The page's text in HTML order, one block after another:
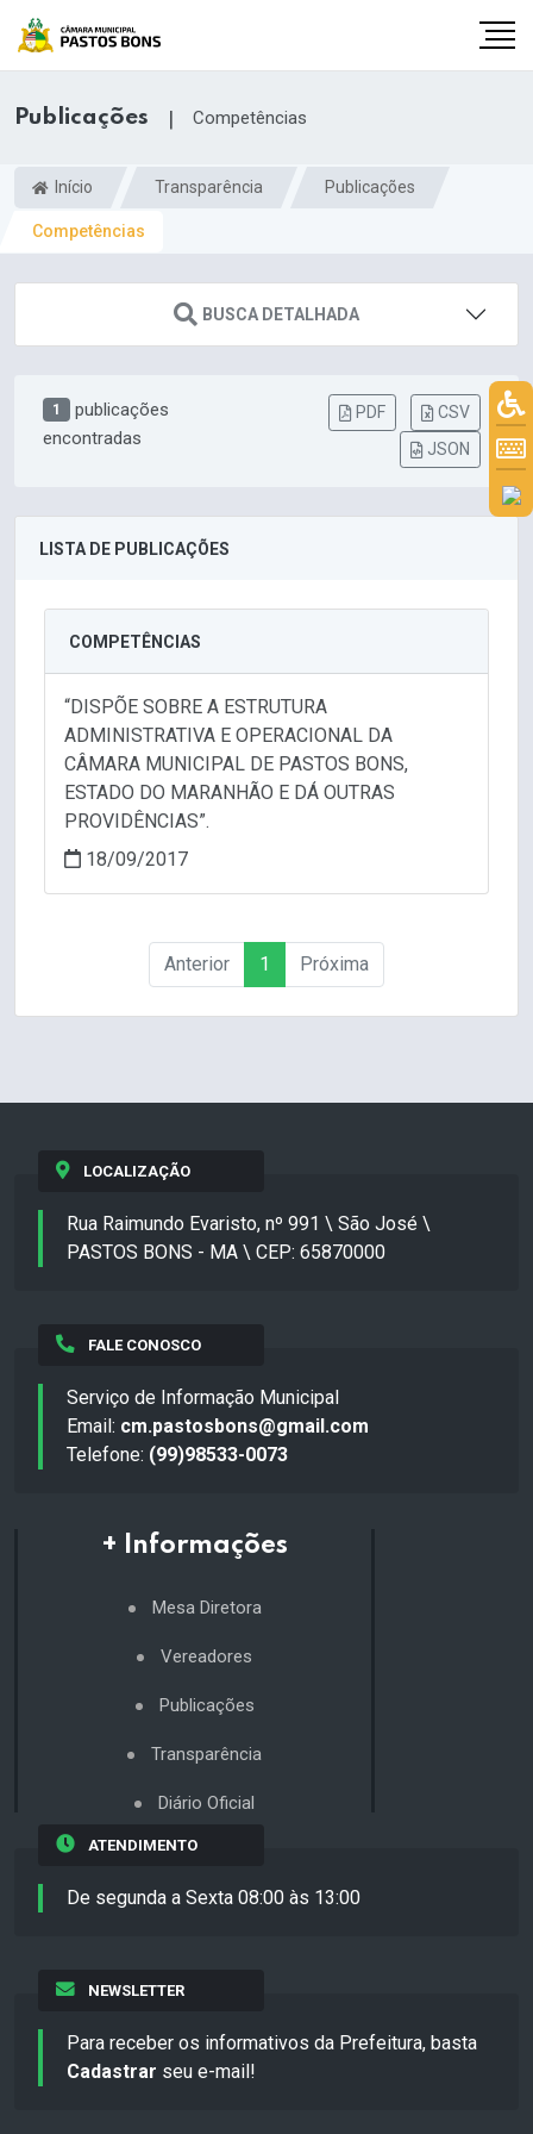
Publicações | Competências
Início Transparência Publicações
Competências
BUSCA DETALHADA
1
publicações
encontradas
PDF
CSV
JSON
LISTA DE PUBLICAÇÕES
COMPETÊNCIAS
“DISPÕE SOBRE A ESTRUTURA
ADMINISTRATIVA E OPERACIONAL DA
CÂMARA MUNICIPAL DE PASTOS BONS,
ESTADO DO MARANHÃO E DÁ OUTRAS
PROVIDÊNCIAS”.
18/09/2017
Anterior 1 Próxima
LOCALIZAÇÃO
Rua Raimundo Evaristo, nº 991 \ São José \
PASTOS BONS - MA \ CEP: 65870000
FALE CONOSCO
Serviço de Informação Municipal
Email: cm.pastosbons@gmail.com
Telefone: (99)98533-0073
+ Informações
Mesa Diretora
Vereadores
Publicações
Transparência
Diário Oficial
ATENDIMENTO
De segunda a Sexta 08:00 às 13:00
NEWSLETTER
Para receber os informativos da Prefeitura, basta
Cadastrar seu e-mail!